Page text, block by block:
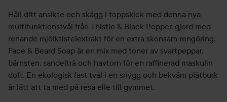
Håll ditt ansikte och skägg i toppskick med denna nya
multifunktionstvål från Thistle & Black Pepper, gjord med
renande mjölktistelextrakt för en extra skonsam rengöring.
Face & Beard Soap är en mix med toner av svartpeppar,
bärnsten, sandelträ och havtorn för en raffinerad maskulin
doft. En ekologisk fast tvål i en snygg och bekväm plåtburk
är lätt att ta med på resa elle till gymmet.